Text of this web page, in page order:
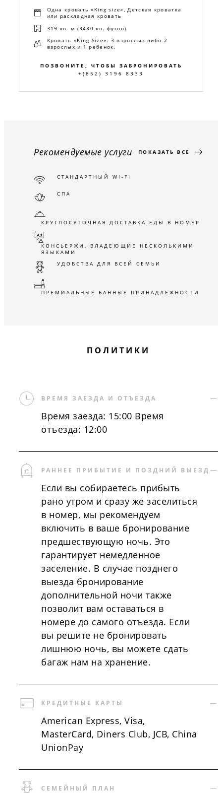
Одна кровать «King size», Детская кроватка
или раскладная кровать
319 кв. м (3430 кв. футов)
Кровать «King Size»: 3 взрослых либо 2
взрослых и 1 ребенок.
ПОЗВОНИТЕ, ЧТОБЫ ЗАБРОНИРОВАТЬ
+(852) 3196 8333
Рекомендуемые услуги ПОКАЗАТЬ ВСЕ
СТАНДАРТНЫЙ WI-FI
СПА
КРУГЛОСУТОЧНАЯ ДОСТАВКА ЕДЫ В НОМЕР
КОНСЬЕРЖИ, ВЛАДЕЮЩИЕ НЕСКОЛЬКИМИ
ЯЗЫКАМИ
УДОБСТВА ДЛЯ ВСЕЙ СЕМЬИ
ПРЕМИАЛЬНЫЕ БАННЫЕ ПРИНАДЛЕЖНОСТИ
ПОЛИТИКИ
ВРЕМЯ ЗАЕЗДА И ОТЪЕЗДА
Время заезда: 15:00 Время
отъезда: 12:00
РАННЕЕ ПРИБЫТИЕ И ПОЗДНИЙ ВЫЕЗД
Если вы собираетесь прибыть
рано утром и сразу же заселиться
в номер, мы рекомендуем
включить в ваше бронирование
предшествующую ночь. Это
гарантирует немедленное
заселение. В случае позднего
выезда бронирование
дополнительной ночи также
позволит вам оставаться в
номере до самого отъезда. Если
вы решите не бронировать
лишнюю ночь, вы можете сдать
багаж нам на хранение.
КРЕДИТНЫЕ КАРТЫ
American Express, Visa,
MasterCard, Diners Club, JCB, China
UnionPay
СЕМЕЙНЫЙ ПЛАН